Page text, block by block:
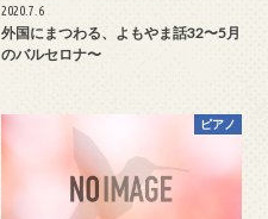
2020.7.6
外国にまつわる、よもやま話32〜5月
のバルセロナ〜
ピアノ